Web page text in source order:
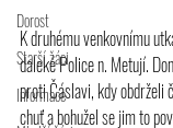
Dorost
Starší žáci
Informace
K druhému venkovnímu
daleké Police n. Metují.
proti Čáslavi, kdy
chuť a bohužel se jim to